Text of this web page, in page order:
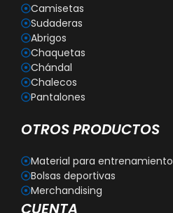
Camisetas
Sudaderas
Abrigos
Chaquetas
Chándal
Chalecos
Pantalones
OTROS PRODUCTOS
Material para entrenamiento
Bolsas deportivas
Merchandising
CUENTA